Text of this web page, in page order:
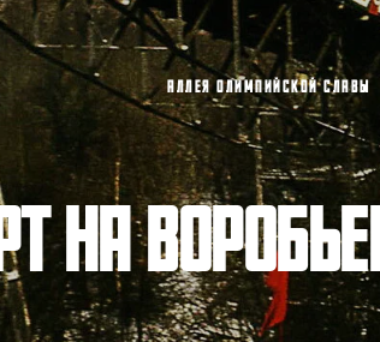
АЛЛЕЯ ОЛИМПИЙСКОЙ СЛАВЫ
НА